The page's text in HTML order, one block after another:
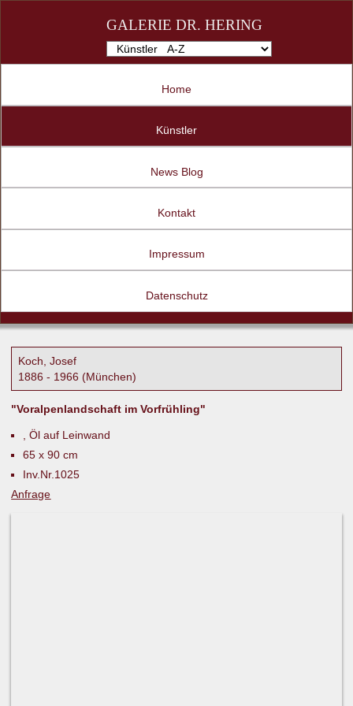
GALERIE DR. HERING
Home
Künstler
News Blog
Kontakt
Impressum
Datenschutz
Koch, Josef
1886 - 1966 (München)
"Voralpenlandschaft im Vorfrühling"
, Öl auf Leinwand
65 x 90 cm
Inv.Nr.1025
Anfrage